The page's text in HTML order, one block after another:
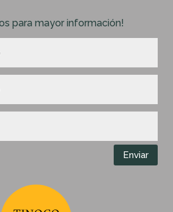
para mayor información!
Enviar